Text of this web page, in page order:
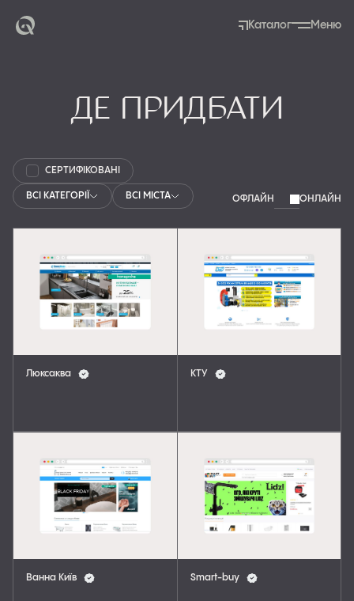
Каталог Меню
Де придбати
СЕРТИФІКОВАНІ
ВСІ КАТЕГОРІЇ ВСІ МІСТА ОФЛАЙН ОНЛАЙН
Люксаква КТУ
Ванна Київ Smart-buy